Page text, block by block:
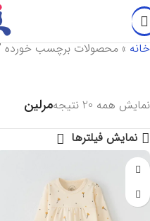
خانه»محصولات برچسب خورده
نمایش همه 20 نتیجه مرلین
نمایش فیلترها